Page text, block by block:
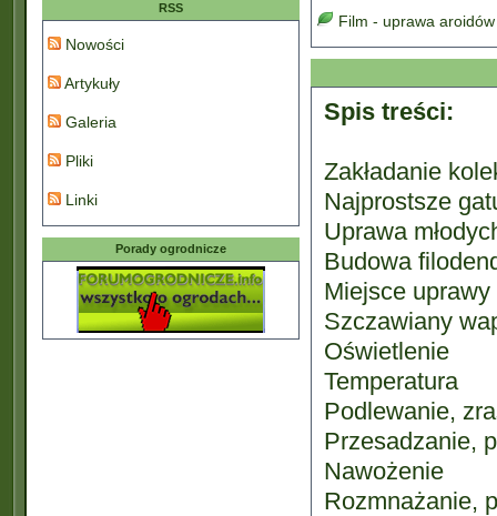
RSS
Nowości
Artykuły
Galeria
Pliki
Linki
Porady ogrodnicze
Film - uprawa
Spis treści:
Zakładanie
Najprostsze
Uprawa
Budowa
Miejsce uprawy
Szczawiany
Oświetlenie
Temperatura
Podlewanie,
Przesadzanie,
Nawożenie
Rozmnażanie,